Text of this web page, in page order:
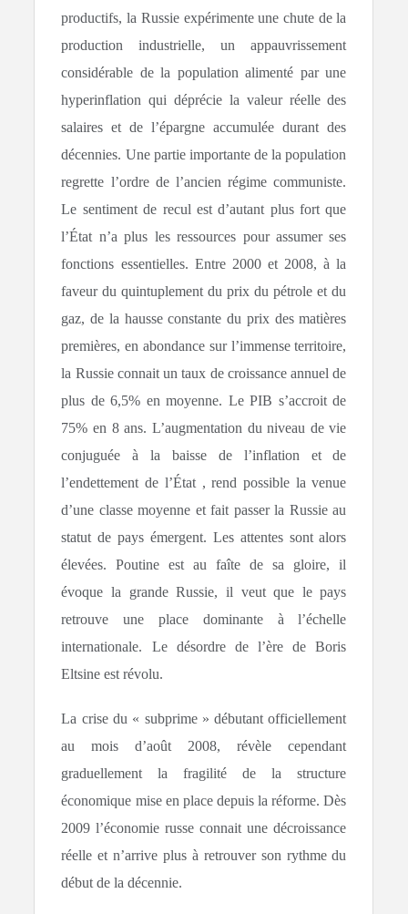
productifs, la Russie expérimente une chute de la
production industrielle, un appauvrissement
considérable de la population alimenté par une
hyperinflation qui déprécie la valeur réelle des
salaires et de l’épargne accumulée durant des
décennies. Une partie importante de la population
regrette l’ordre de l’ancien régime communiste.
Le sentiment de recul est d’autant plus fort que
l’État n’a plus les ressources pour assumer ses
fonctions essentielles. Entre 2000 et 2008, à la
faveur du quintuplement du prix du pétrole et du
gaz, de la hausse constante du prix des matières
premières, en abondance sur l’immense territoire,
la Russie connait un taux de croissance annuel de
plus de 6,5% en moyenne. Le PIB s’accroit de
75% en 8 ans. L’augmentation du niveau de vie
conjuguée à la baisse de l’inflation et de
l’endettement de l’État , rend possible la venue
d’une classe moyenne et fait passer la Russie au
statut de pays émergent. Les attentes sont alors
élevées. Poutine est au faîte de sa gloire, il
évoque la grande Russie, il veut que le pays
retrouve une place dominante à l’échelle
internationale. Le désordre de l’ère de Boris
Eltsine est révolu.
La crise du « subprime » débutant officiellement
au mois d’août 2008, révèle cependant
graduellement la fragilité de la structure
économique mise en place depuis la réforme. Dès
2009 l’économie russe connait une décroissance
réelle et n’arrive plus à retrouver son rythme du
début de la décennie.